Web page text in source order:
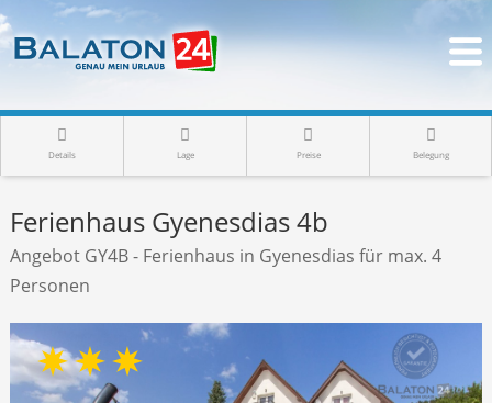
Details Lage Preise Belegung
Ferienhaus Gyenesdias 4b
Angebot GY4B - Ferienhaus in Gyenesdias für max. 4
Personen